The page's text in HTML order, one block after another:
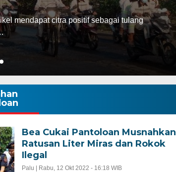
bupati Morowali ke kursi gubernur
Bea Cukai Pantoloan Musnahkan
Ratusan Liter Miras dan Rokok
Ilegal
Palu | Rabu, 12 Okt 2022 - 16:18 WIB